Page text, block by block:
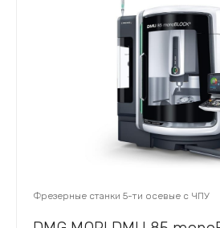
Фрезерные станки 5-ти осевые с ЧПУ